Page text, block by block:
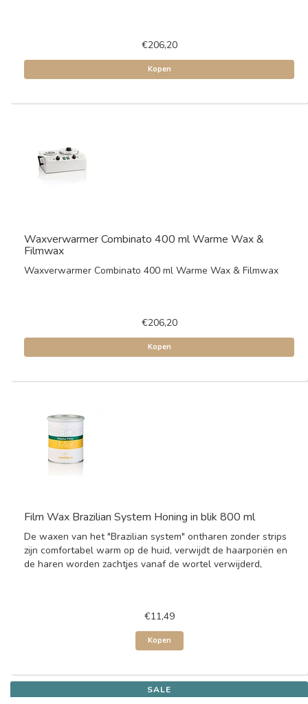
€206,20
Kopen
Waxverwarmer Combinato 400 ml Warme Wax &
Filmwax
Waxverwarmer Combinato 400 ml Warme Wax & Filmwax
€206,20
Kopen
Film Wax Brazilian System Honing in blik 800 ml
De waxen van het "Brazilian system" ontharen zonder strips
zijn comfortabel warm op de huid, verwijdt de haarporiën en
de haren worden zachtjes vanaf de wortel verwijderd,
€11,49
Kopen
SALE